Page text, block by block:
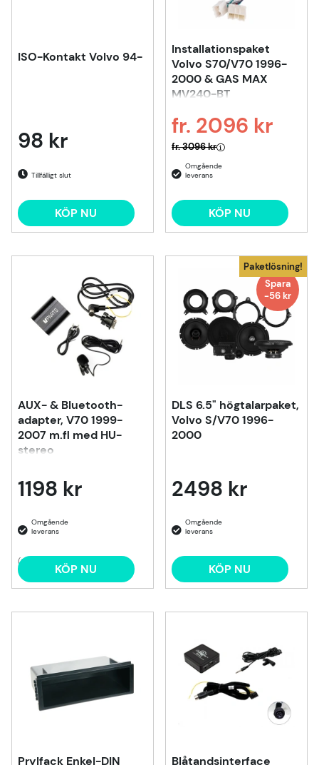
ISO-Kontakt Volvo 94-
98 kr
Tillfälligt slut
KÖP NU
Installationspaket
Volvo S70/V70 1996-
2000 & GAS MAX
MV240-BT
fr. 2096 kr
Ordinarie pris:
fr. 3096 kr
KÖP NU
AUX- & Bluetooth-
adapter, V70 1999-
2007 m.fl med HU-
stereo
1198 kr
(2) KÖP NU
Paketlösning!
Spara
-56 kr
DLS 6.5" högtalarpaket,
Volvo S/V70 1996-
2000
2498 kr
KÖP NU
Prylfack Enkel-DIN Blåtandsinterface